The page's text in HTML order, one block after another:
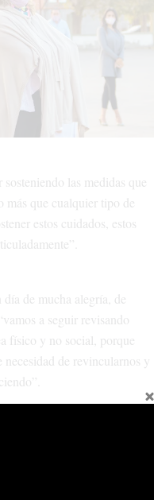
las medidas que
más que cualquier tipo de
estos cuidados, estos
de mucha alegría, de
a seguir revisando
físico y no social, porque
de revincularnos y